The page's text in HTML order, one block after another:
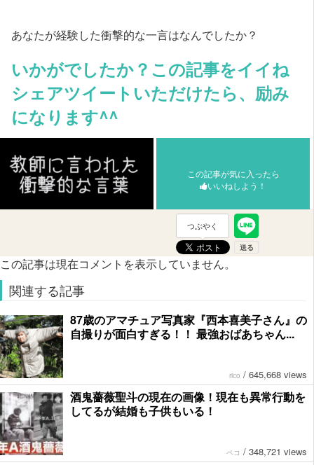
あなたが経験した衝撃的な一言はなんでしたか？
いかがでしたか？この記事をイイね
シェアツイートいただけたら、励み
になります^^
この記事が気に入ったら
いいねしよう！
つぶやく
この記事は現在コメントを表示していません。
関連する記事
87歳のアマチュア写真家『西本喜美子さん』の
自撮りが面白すぎる！！ 最強おばあちゃん...
rico / 645,668 views
酒鬼薔薇聖斗の現在の画像！現在も異常行動を
してるが結婚も子供もいる！
ペコ / 348,721 views